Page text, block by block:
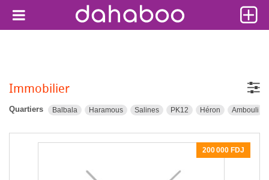
Immobilier
Quartiers Balbala Haramous Salines PK12 Héron Ambouli
200 000 FDJ